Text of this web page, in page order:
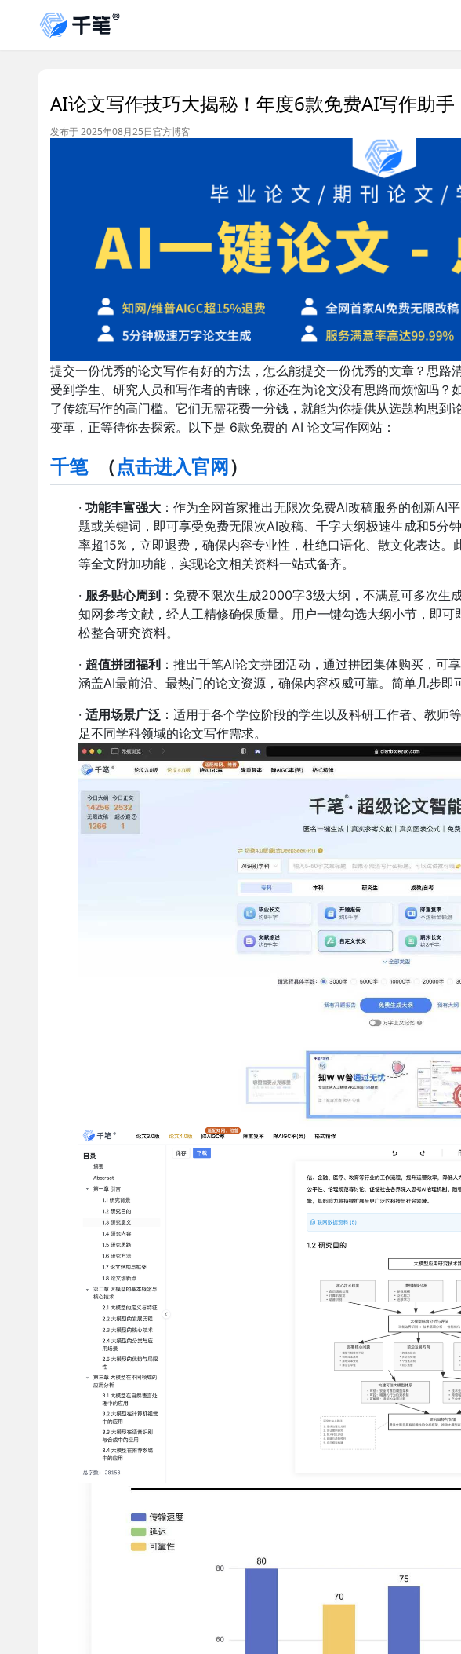
AI论文写作技巧大揭秘！年度6款免费AI写作助手
发布于 2025年08月25日官方博客
提交一份优秀的论文写作有好的方法，怎么能提交一份优秀的文章？思路
受到学生、研究人员和写作者的青睐，你还在为论文没有思路而烦恼吗
了传统写作的高门槛。它们无需花费一分钱，就能为你提供从选题构思到
变革，正等待你去探索。以下是 6款免费的 AI 论文写作网站：
千笔（点击进入官网 ）
· 功能丰富强大 ：作为全网首家推出无限次免费AI改稿服务的创新AI
题或关键词，即可享受免费无限次AI改稿、千字大纲极速生成和5分
率超15%，立即退费，确保内容专业性，杜绝口语化、散文化表达
等全文附加功能，实现论文相关资料一站式备齐。
· 服务贴心周到 ：免费不限次生成2000字3级大纲，不满意可多次生
知网参考文献，经人工精修确保质量。用户一键勾选大纲小节，即
松整合研究资料。
· 超值拼团福利 ：推出千笔AI论文拼团活动，通过拼团集体购买，可
涵盖AI最前沿、最热门的论文资源，确保内容权威可靠。简单几步即
· 适用场景广泛 ：适用于各个学位阶段的学生以及科研工作者、教师
足不同学科领域的论文写作需求。